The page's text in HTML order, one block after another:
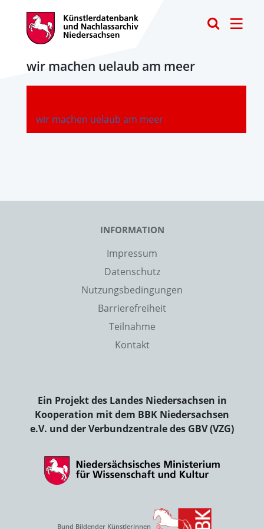
wir machen uelaub am meer
wir machen uelaub am meer
-
INFORMATION
Impressum
Datenschutz
Nutzungsbedingungen
Barrierefreiheit
Teilnahme
Kontakt
Ein Projekt des Landes Niedersachsen in
Kooperation mit dem BBK Niedersachsen
e.V. und der Verbundzentrale des GBV (VZG)
Bund Bildender Künstlerinnen